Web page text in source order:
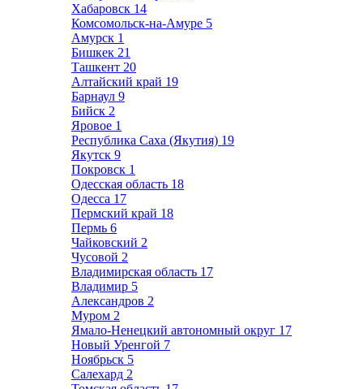
Хабаровск 14
Комсомольск-на-Амуре 5
Амурск 1
Бишкек 21
Ташкент 20
Алтайский край 19
Барнаул 9
Бийск 2
Яровое 1
Республика Саха (Якутия) 19
Якутск 9
Покровск 1
Одесская область 18
Одесса 17
Пермский край 18
Пермь 6
Чайковский 2
Чусовой 2
Владимирская область 17
Владимир 5
Александров 2
Муром 2
Ямало-Ненецкий автономный округ 17
Новый Уренгой 7
Ноябрьск 5
Салехард 2